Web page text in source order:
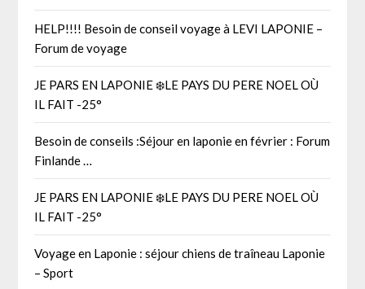
HELP!!!! Besoin de conseil voyage à LEVI LAPONIE –
Forum de voyage
JE PARS EN LAPONIE ❄️LE PAYS DU PERE NOEL OÙ
IL FAIT -25°
Besoin de conseils :Séjour en laponie en février : Forum
Finlande …
JE PARS EN LAPONIE ❄️LE PAYS DU PERE NOEL OÙ
IL FAIT -25°
Voyage en Laponie : séjour chiens de traîneau Laponie
– Sport